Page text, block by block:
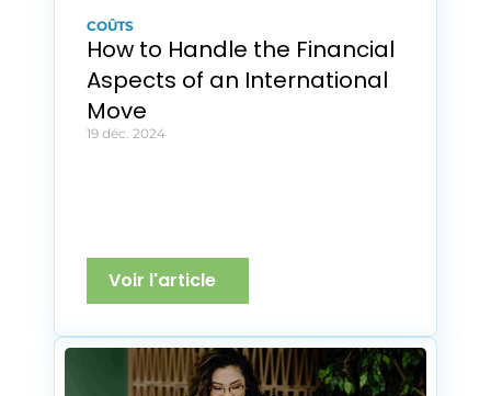
COÛTS
How to Handle the Financial
Aspects of an International
Move
19 déc. 2024
Voir l'article